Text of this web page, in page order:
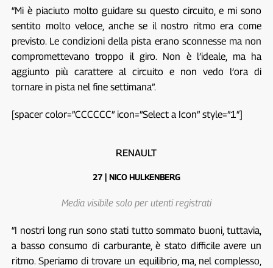
“Mi è piaciuto molto guidare su questo circuito, e mi sono
sentito molto veloce, anche se il nostro ritmo era come
previsto. Le condizioni della pista erano sconnesse ma non
compromettevano troppo il giro. Non è l’ideale, ma ha
aggiunto più carattere al circuito e non vedo l’ora di
tornare in pista nel fine settimana”.
[spacer color=”CCCCCC” icon=”Select a Icon” style=”1″]
RENAULT
27 | NICO HULKENBERG
Media visibile solo per utenti registrati
“I nostri long run sono stati tutto sommato buoni, tuttavia,
a basso consumo di carburante, è stato difficile avere un
ritmo. Speriamo di trovare un equilibrio, ma, nel complesso,